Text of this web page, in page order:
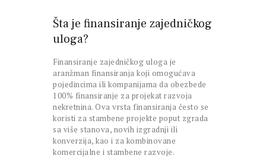
Šta je finansiranje zajedničkog
uloga?
Finansiranje zajedničkog uloga je
aranžman finansiranja koji omogućava
pojedincima ili kompanijama da obezbede
100% finansiranje za projekat razvoja
nekretnina. Ova vrsta finansiranja često se
koristi za stambene projekte poput zgrada
sa više stanova, novih izgradnji ili
konverzija, kao i za kombinovane
komercijalne i stambene razvoje.